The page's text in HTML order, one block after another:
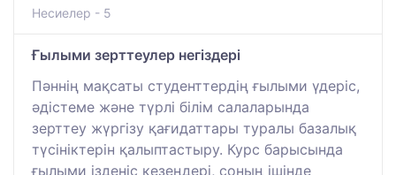
Несиелер - 5
Ғылыми зерттеулер негіздері
Пәннің мақсаты студенттердің ғылыми үдеріс,
әдістеме және түрлі білім салаларында
зерттеу жүргізу қағидаттары туралы базалық
түсініктерін қалыптастыру. Курс барысында
ғылыми ізденіс кезеңдері, соның ішінде